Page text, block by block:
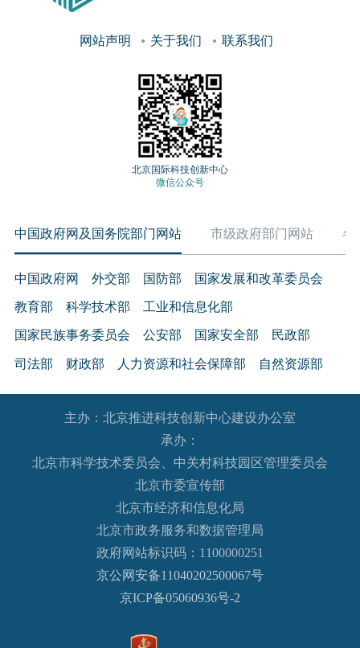
网站声明 关于我们 联系我们
北京国际科技创新中心
微信公众号
中国政府网及国务院部门网站 市级政府部门网站 各
中国政府网 外交部 国防部 国家发展和改革委员会
教育部 科学技术部 工业和信息化部
国家民族事务委员会 公安部 国家安全部 民政部
司法部 财政部 人力资源和社会保障部 自然资源部
生态环境部 住房和城乡建设部 交通运输部 水利部
农业农村部 商务部 文化和旅游部
退役军人事务部
国家语言文字工作委员会
国家航天局 国家原子能机构
国家核安全局
国务院国有资产监督管理委员会
国家市场监督管理总局
主办：北京推进科技创新中心建设办公室
承办：
北京市科学技术委员会、中关村科技园区管理委员会
北京市委宣传部
北京市经济和信息化局
北京市政务服务和数据管理局
政府网站标识码：1100000251
京公网安备11040202500067号
京ICP备05060936号-2